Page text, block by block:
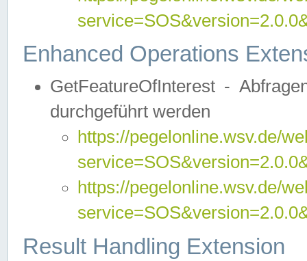
Enhanced Operations
GetFeatureOfInterest -
durchgeführt werden
https://pegelonline.wsv.de/
https://pegelonline.wsv.de/
Result Handling Extension